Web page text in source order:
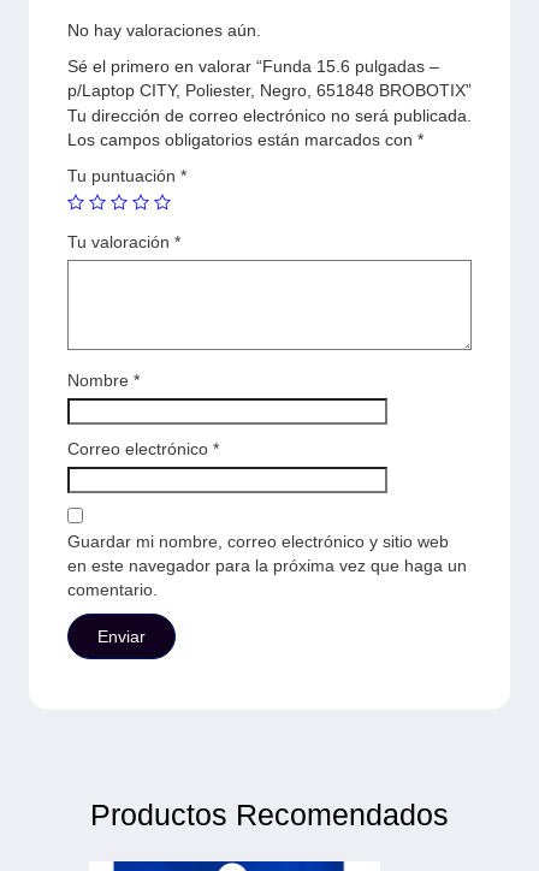
No hay valoraciones aún.
Sé el primero en valorar “Funda 15.6 pulgadas –
p/Laptop CITY, Poliester, Negro, 651848 BROBOTIX”
Tu dirección de correo electrónico no será publicada.
Los campos obligatorios están marcados con *
Tu puntuación *
Tu valoración *
Nombre *
Correo electrónico *
Guardar mi nombre, correo electrónico y sitio web
en este navegador para la próxima vez que haga un
comentario.
Productos Recomendados